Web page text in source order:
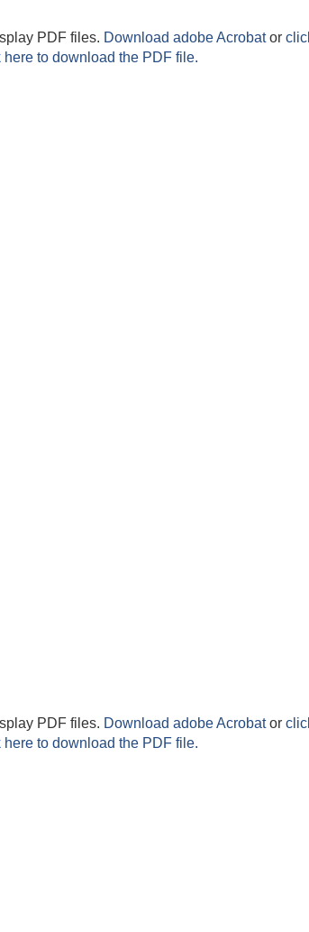
PDF files. Download adobe Acrobator
here to download the PDF file.
PDF files. Download adobe Acrobator
here to download the PDF file.